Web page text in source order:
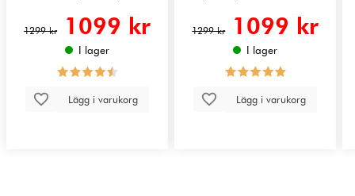
1299 kr 1099 kr
I lager
Lägg i varukorg
1299 kr 1099 kr
I lager
Lägg i varukorg